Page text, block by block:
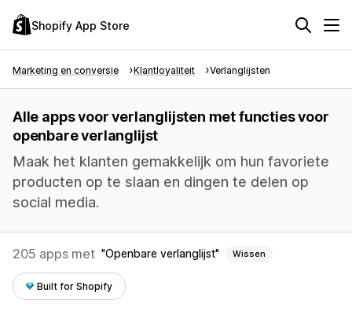
Shopify App Store
Marketing en conversie Klantloyaliteit Verlanglijsten
Alle apps voor verlanglijsten met functies voor
openbare verlanglijst
Maak het klanten gemakkelijk om hun favoriete
producten op te slaan en dingen te delen op
social media.
205 apps met Openbare verlanglijst Wissen
Built for Shopify